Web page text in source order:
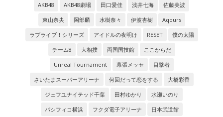
AKB48 AKB48劇場 田口愛佳 浅井七海
佐藤美波
東山奈央
岡部麟 水樹奈々 伊波杏樹
Aqours
ラブライブ！シリーズ
アイドルの夜明け RESET
僕の太陽
チーム8
大相撲 両国国技館
ここからだ
Unreal Tournament
幕張メッセ
目撃者
さいたまスーパーアリーナ
何回だって恋をする
大橋彩香
ジェフユナイテッド千葉
田村ゆかり
水瀬いのり
パシフィコ横浜
フクダ電子アリーナ
日本武道館